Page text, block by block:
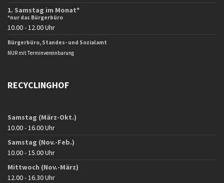
1. Samstag im Monat*
*nur das Bürgerbüro
10.00 - 12.00 Uhr
Bürgerbüro, Standes- und Sozialamt
NUR mit Terminvereinbarung
RECYCLINGHOF
Samstag (März-Okt.)
10.00 - 16.00 Uhr
Samstag (Nov.-Feb.)
10.00 - 15.00 Uhr
Mittwoch (Nov.-März)
12.00 - 16.30 Uhr